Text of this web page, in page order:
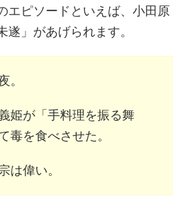
エピソードといえば、小田原
」があげられます。
。
姫が「手料理を振る舞
毒を食べさせた。
は偉い。